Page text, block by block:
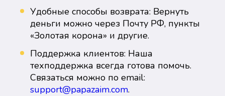
Удобные способы возврата: Вернуть
деньги можно через Почту РФ, пункты
«Золотая корона» и другие.
Поддержка клиентов: Наша
техподдержка всегда готова помочь.
Связаться можно по email:
support@papazaim.com.